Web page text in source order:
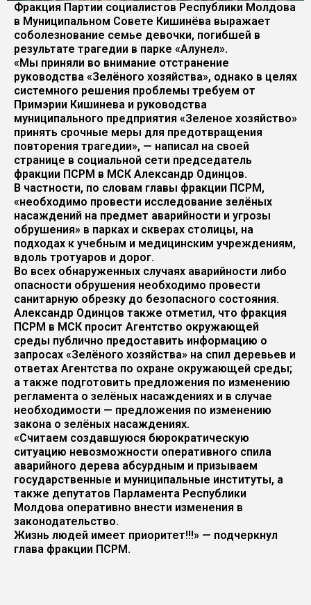
Фракция Партии социалистов Республики Молдова
в Муниципальном Совете Кишинёва выражает
соболезнование семье девочки, погибшей в
результате трагедии в парке «Алунел».
«Мы приняли во внимание отстранение
руководства «Зелёного хозяйства», однако в целях
системного решения проблемы требуем от
Примэрии Кишинева и руководства
муниципального предприятия «Зеленое хозяйство»
принять срочные меры для предотвращения
повторения трагедии», — написал на своей
странице в социальной сети председатель
фракции ПСРМ в МСК Александр Одинцов.
В частности, по словам главы фракции ПСРМ,
«необходимо провести исследование зелёных
насаждений на предмет аварийности и угрозы
обрушения» в парках и скверах столицы, на
подходах к учебным и медицинским учреждениям,
вдоль тротуаров и дорог.
Во всех обнаруженных случаях аварийности либо
опасности обрушения необходимо провести
санитарную обрезку до безопасного состояния.
Александр Одинцов также отметил, что фракция
ПСРМ в МСК просит Агентство окружающей
среды публично предоставить информацию о
запросах «Зелёного хозяйства» на спил деревьев и
ответах Агентства по охране окружающей среды;
а также подготовить предложения по изменению
регламента о зелёных насаждениях и в случае
необходимости — предложения по изменению
закона о зелёных насаждениях.
«Считаем создавшуюся бюрократическую
ситуацию невозможности оперативного спила
аварийного дерева абсурдным и призываем
государственные и муниципальные институты, а
также депутатов Парламента Республики
Молдова оперативно внести изменения в
законодательство.
Жизнь людей имеет приоритет!!!» — подчеркнул
глава фракции ПСРМ.